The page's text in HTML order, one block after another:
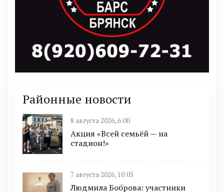
Районные новости
8 августа 2026, 6:00
Акция «Всей семьёй — на
стадион!»
7 августа 2026, 10:05
Людмила Боброва: участники